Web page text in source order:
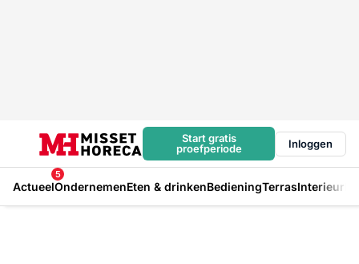
Start gratis
proefperiode
Inloggen
Actueel
5
OndernemenEten & drinkenBedieningTerrasInterieur